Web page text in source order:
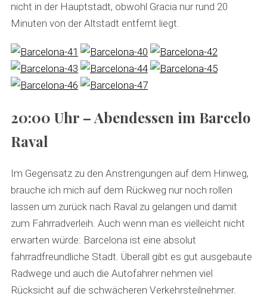
nicht in der Hauptstadt, obwohl Gracia nur rund 20
Minuten von der Altstadt entfernt liegt.
20:00 Uhr – Abendessen im Barcelo
Raval
Im Gegensatz zu den Anstrengungen auf dem Hinweg,
brauche ich mich auf dem Rückweg nur noch rollen
lassen um zurück nach Raval zu gelangen und damit
zum Fahrradverleih. Auch wenn man es vielleicht nicht
erwarten würde: Barcelona ist eine absolut
fahrradfreundliche Stadt. Überall gibt es gut ausgebaute
Radwege und auch die Autofahrer nehmen viel
Rücksicht auf die schwächeren Verkehrsteilnehmer.
r